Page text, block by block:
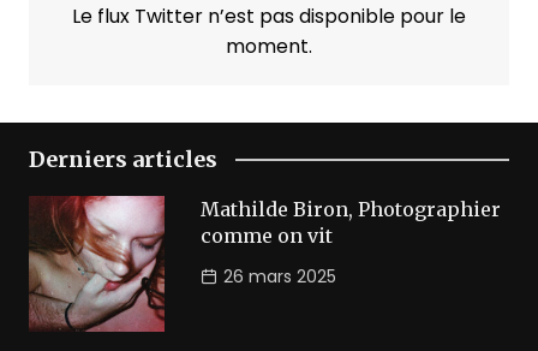
Le flux Twitter n’est pas disponible pour le
moment.
Derniers articles
Mathilde Biron, Photographier
comme on vit
26 mars 2025